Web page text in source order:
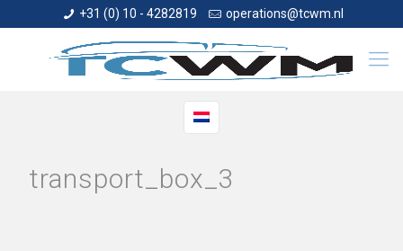
+31 (0) 10 - 4282819 operations@tcwm.nl
transport_box_3